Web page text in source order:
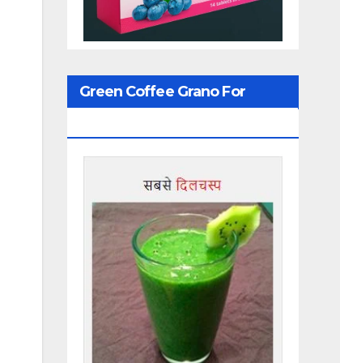
Green Coffee Grano For